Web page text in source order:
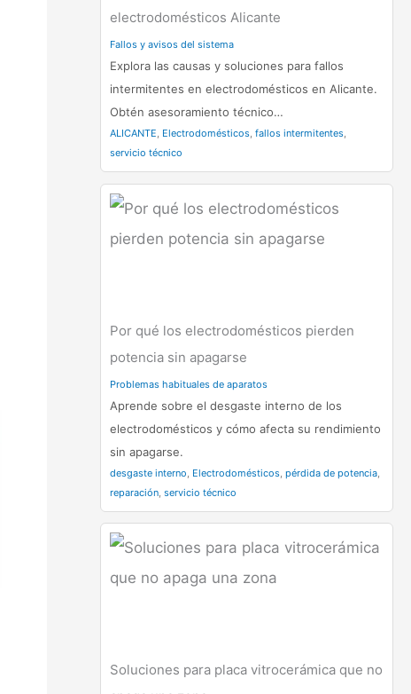
electrodomésticos Alicante
Fallos y avisos del sistema
Explora las causas y soluciones para fallos
intermitentes en electrodomésticos en Alicante.
Obtén asesoramiento técnico…
ALICANTE Electrodomésticos, fallos intermitentes,
servicio técnico
Por qué los electrodomésticos pierden
potencia sin apagarse
Problemas habituales de aparatos
Aprende sobre el desgaste interno de los
electrodomésticos y cómo afecta su rendimiento
sin apagarse.
desgaste interno Electrodomésticos, pérdida de potencia,
reparación, servicio técnico
Soluciones para placa vitrocerámica que no